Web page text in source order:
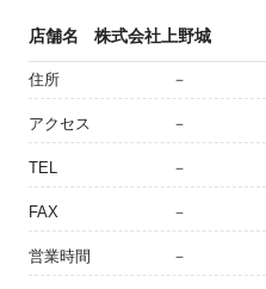
店舗名 株式会社上野城
住所 －
アクセス －
TEL －
FAX －
営業時間 －